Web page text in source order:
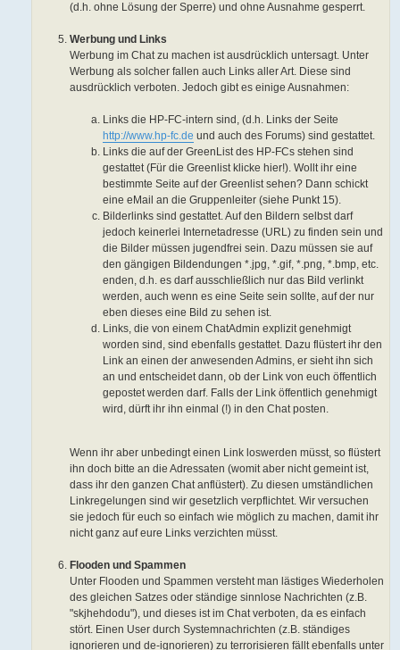
(d.h. ohne Lösung der Sperre) und ohne Ausnahme gesperrt.
Werbung und Links
Werbung im Chat zu machen ist ausdrücklich untersagt. Unter
Werbung als solcher fallen auch Links aller Art. Diese sind
ausdrücklich verboten. Jedoch gibt es einige Ausnahmen:
Links die HP-FC-intern sind, (d.h. Links der Seite
http://www.hp-fc.de und auch des Forums) sind gestattet.
Links die auf der GreenList des HP-FCs stehen sind
gestattet (Für die Greenlist klicke hier!). Wollt ihr eine
bestimmte Seite auf der Greenlist sehen? Dann schickt
eine eMail an die Gruppenleiter (siehe Punkt 15).
Bilderlinks sind gestattet. Auf den Bildern selbst darf
jedoch keinerlei Internetadresse (URL) zu finden sein und
die Bilder müssen jugendfrei sein. Dazu müssen sie auf
den gängigen Bildendungen *.jpg, *.gif, *.png, *.bmp, etc.
enden, d.h. es darf ausschließlich nur das Bild verlinkt
werden, auch wenn es eine Seite sein sollte, auf der nur
eben dieses eine Bild zu sehen ist.
Links, die von einem ChatAdmin explizit genehmigt
worden sind, sind ebenfalls gestattet. Dazu flüstert ihr den
Link an einen der anwesenden Admins, er sieht ihn sich
an und entscheidet dann, ob der Link von euch öffentlich
gepostet werden darf. Falls der Link öffentlich genehmigt
wird, dürft ihr ihn einmal (!) in den Chat posten.
Wenn ihr aber unbedingt einen Link loswerden müsst, so flüstert
ihn doch bitte an die Adressaten (womit aber nicht gemeint ist,
dass ihr den ganzen Chat anflüstert). Zu diesen umständlichen
Linkregelungen sind wir gesetzlich verpflichtet. Wir versuchen
sie jedoch für euch so einfach wie möglich zu machen, damit ihr
nicht ganz auf eure Links verzichten müsst.
Flooden und Spammen
Unter Flooden und Spammen versteht man lästiges Wiederholen
des gleichen Satzes oder ständige sinnlose Nachrichten (z.B.
"skjhehdodu"), und dieses ist im Chat verboten, da es einfach
stört. Einen User durch Systemnachrichten (z.B. ständiges
ignorieren und de-ignorieren) zu terrorisieren fällt ebenfalls unter